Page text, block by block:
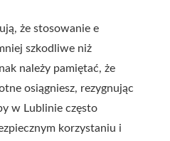
że stosowanie e
szkodliwe niż
należy pamiętać, że
osiągniesz, rezygnując
w Lublinie często
korzystaniu i